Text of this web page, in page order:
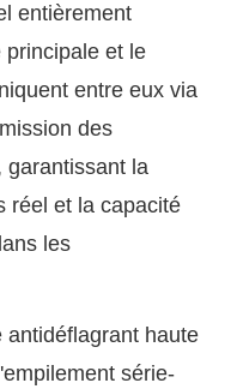
entièrement
principale et le
entre eux via
des
garantissant la
réel et la capacité
les
antidéflagrant haute
série-